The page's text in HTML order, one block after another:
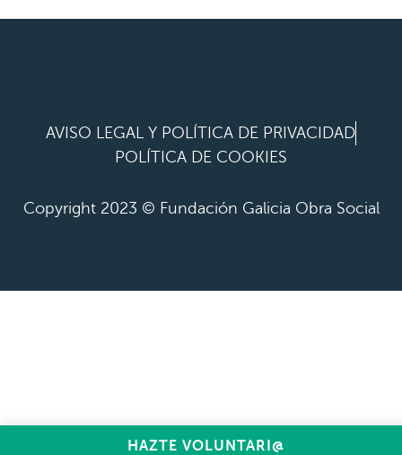
AVISO LEGAL Y POLÍTICA DE PRIVACIDAD
POLÍTICA DE COOKIES
Copyright 2023 © Fundación Galicia Obra Social
HAZTE VOLUNTARI@